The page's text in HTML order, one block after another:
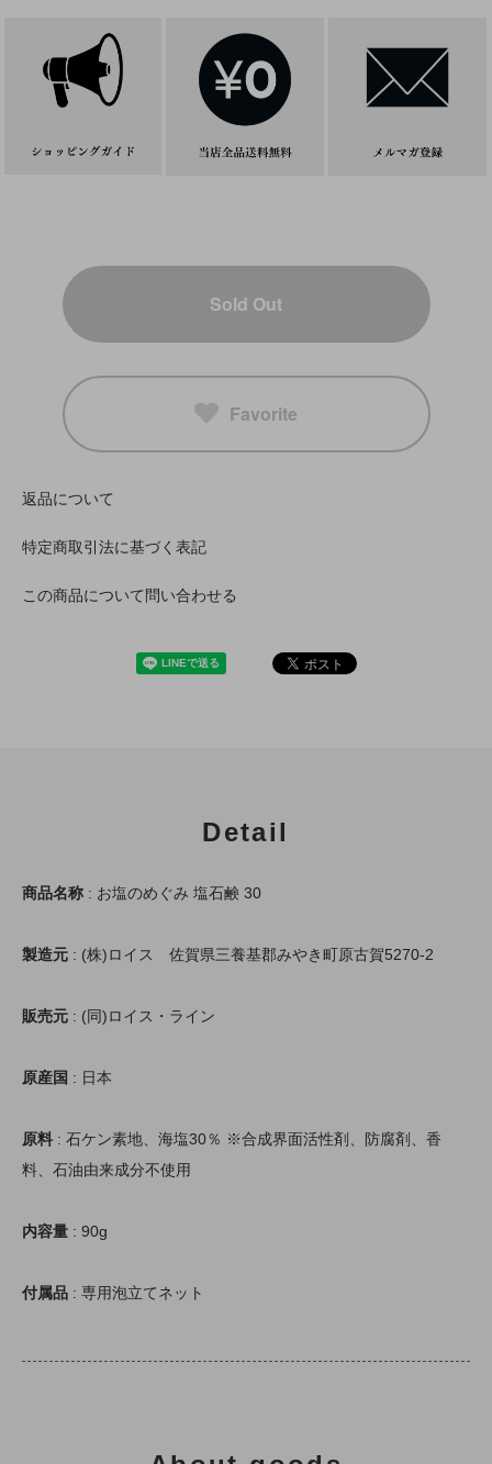
Sold Out
Favorite
返品について
特定商取引法に基づく表記
この商品について問い合わせる
Detail
商品名称 : お塩のめぐみ 塩石鹸 30
製造元 : (株)ロイス 佐賀県三養基郡みやき町原古賀5270-2
販売元 : (同)ロイス・ライン
原産国 : 日本
原料 : 石ケン素地、海塩30％ ※合成界面活性剤、防腐剤、香
料、石油由来成分不使用
内容量 : 90g
付属品 : 専用泡立てネット